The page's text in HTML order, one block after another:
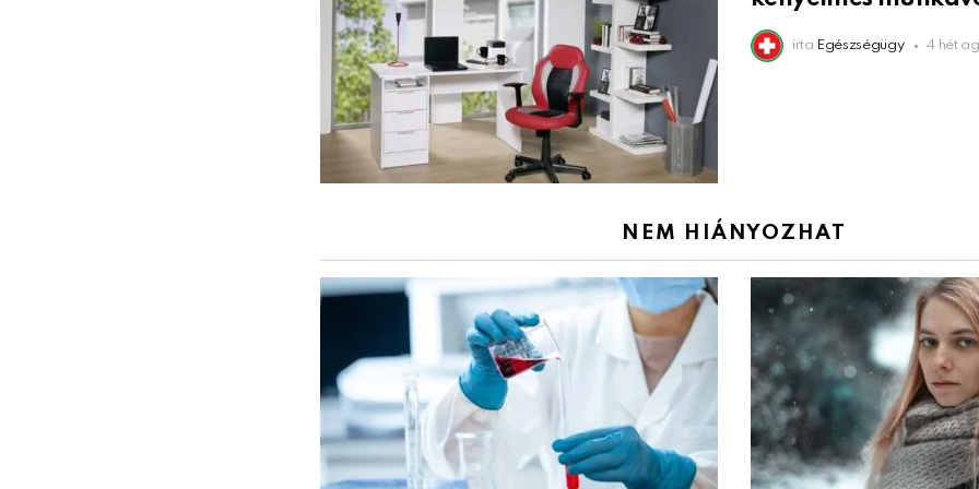
írta Egészségügy 4 hét
NEM HIÁNYOZHAT